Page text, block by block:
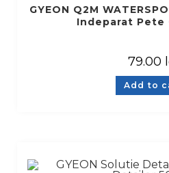
GYEON Q2M
Indeparat Pete
79.00
Add to